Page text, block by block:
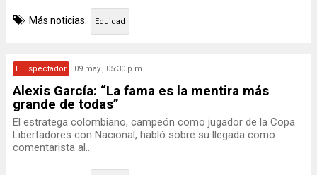
Más noticias: Equidad
El Espectador 09 may., 05:30 p.m.
Alexis García: “La fama es la mentira más
grande de todas”
El estratega colombiano, campeón como jugador de la Copa
Libertadores con Nacional, habló sobre su llegada como
comentarista al...